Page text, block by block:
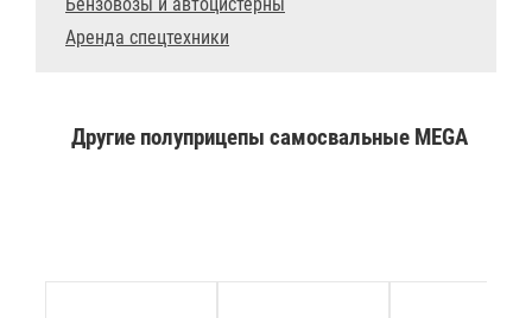
Аренда спецтехники
Другие полуприцепы самосвальные MEGA